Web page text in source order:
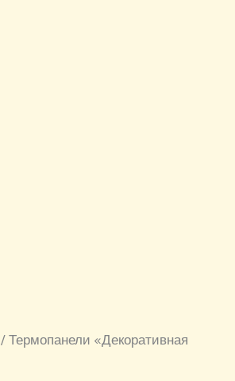
/ Термопанели «Декоративная